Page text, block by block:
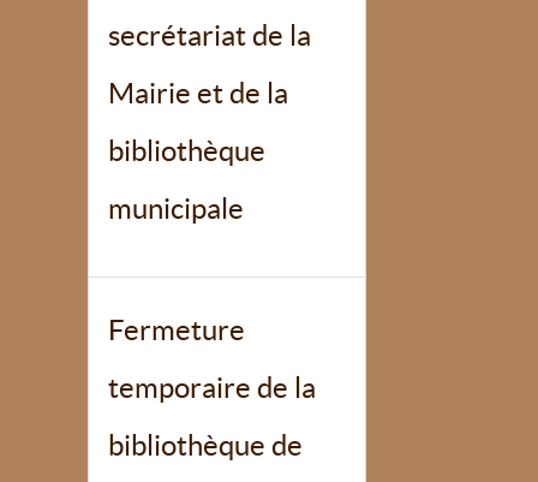
secrétariat de la
Mairie et de la
bibliothèque
municipale
Fermeture
temporaire de la
bibliothèque de